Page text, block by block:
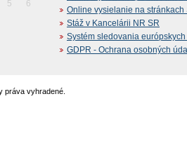
5 6
Online vysielanie na stránkach
Stáž v Kancelárii NR SR
Systém sledovania
GDPR - Ochrana osobných
práva vyhradené.